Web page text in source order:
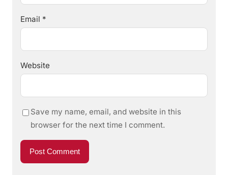
Email *
Website
Save my name, email, and website in this
browser for the next time I comment.